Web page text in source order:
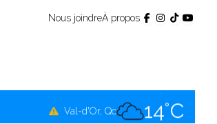
Nous joindreÀ propos
Val-d'Or, Qc 14°C